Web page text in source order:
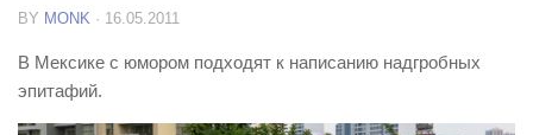
BY MONK · 16.05.2011
В Мексике с юмором подходят к написанию надгробных
эпитафий.